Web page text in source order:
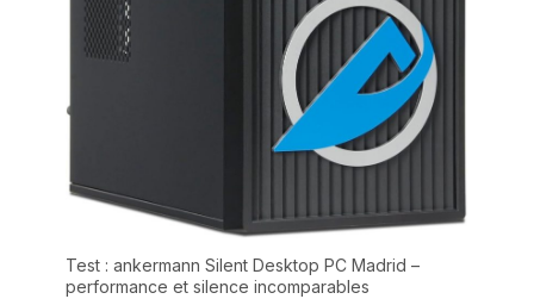
Test : ankermann Silent Desktop PC Madrid –
performance et silence incomparables